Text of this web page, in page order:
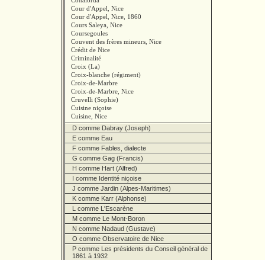
Cour d'Appel, Nice
Cour d'Appel, Nice, 1860
Cours Saleya, Nice
Coursegoules
Couvent des frères mineurs, Nice
Crédit de Nice
Criminalité
Croix (La)
Croix-blanche (régiment)
Croix-de-Marbre
Croix-de-Marbre, Nice
Cruvelli (Sophie)
Cuisine niçoise
Cuisine, Nice
D comme Dabray (Joseph)
E comme Eau
F comme Fables, dialecte
G comme Gag (Francis)
H comme Hart (Alfred)
I comme Identité niçoise
J comme Jardin (Alpes-Maritimes)
K comme Karr (Alphonse)
L comme L'Escarène
M comme Le Mont-Boron
N comme Nadaud (Gustave)
O comme Observatoire de Nice
P comme Les présidents du Conseil général de
1861 à 1932